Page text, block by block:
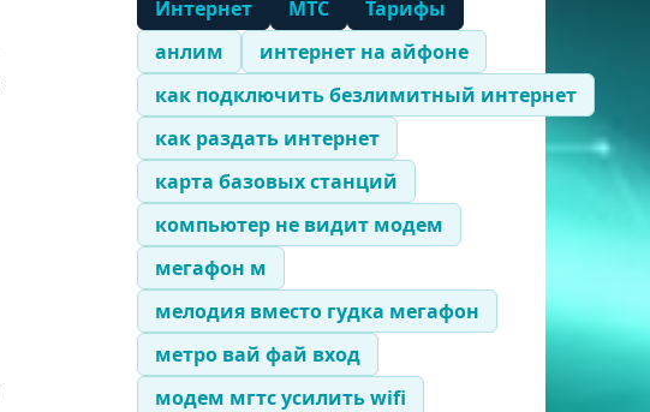
Интернет
МТС
Тарифы
анлим
интернет на айфоне
как подключить безлимитный интернет
как раздать интернет
карта базовых станций
компьютер не видит модем
мегафон м
мелодия вместо гудка мегафон
метро вай фай вход
модем мгтс усилить wifi